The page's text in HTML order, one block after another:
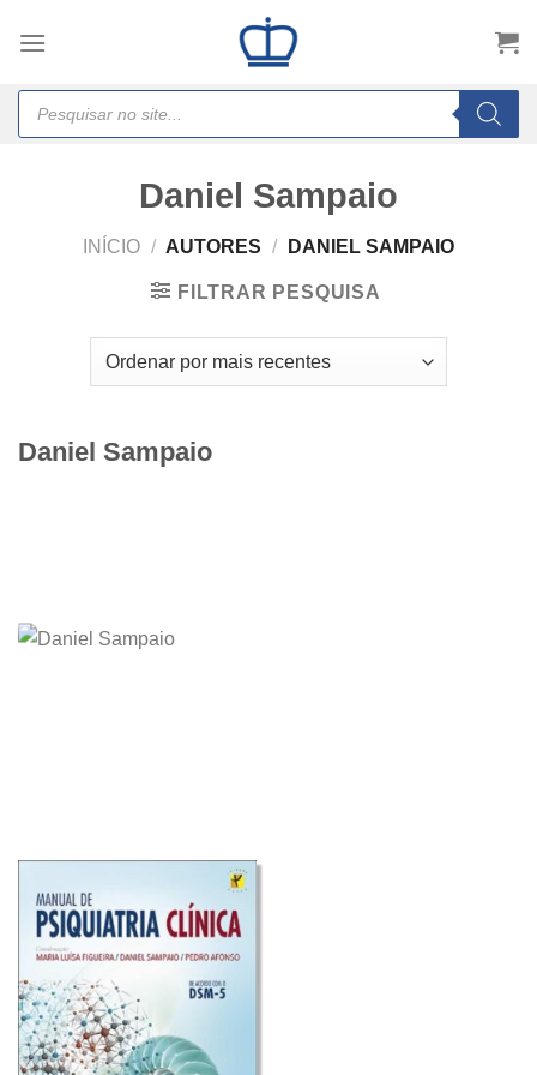
Products
search
Daniel Sampaio
INÍCIO / AUTORES / DANIEL SAMPAIO
FILTRAR PESQUISA
Daniel Sampaio